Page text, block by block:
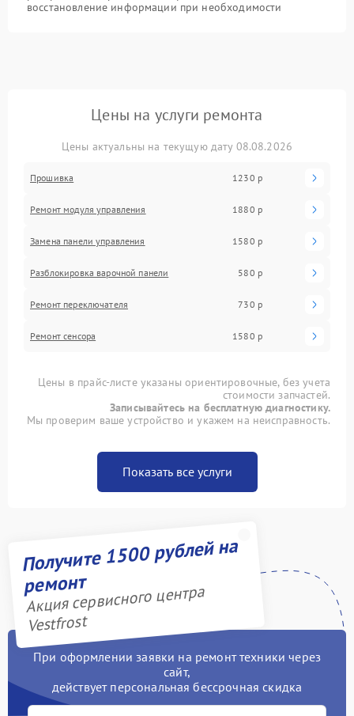
восстановление информации при необходимости
Цены на услуги ремонта
Цены актуальны на текущую дату 08.08.2026
Прошивка 1230 р
Ремонт модуля управления 1880 р
Замена панели управления 1580 р
Разблокировка варочной панели 580 р
Ремонт переключателя 730 р
Ремонт сенсора 1580 р
Цены в прайс-листе указаны ориентировочные, без учета
стоимости запчастей.
Записывайтесь на бесплатную диагностику.
Мы проверим ваше устройство и укажем на неисправность.
Показать все услуги
Получите 1500 рублей на
ремонт
Акция сервисного центра
Vestfrost
При оформлении заявки на ремонт техники через
сайт,
действует персональная бессрочная скидка